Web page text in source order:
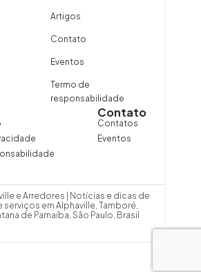
Artigos
Contato
Eventos
Termo de
responsabilidade
Contato
Contatos
Eventos
e Arredores | Notícias e dicas de
em Alphaville, Tamboré,
de Parnaíba, São Paulo, Brasil